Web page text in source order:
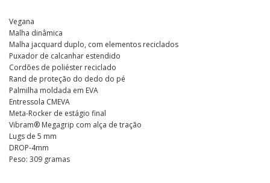
Vegana
Malha dinâmica
Malha jacquard duplo, com elementos reciclados
Puxador de calcanhar estendido
Cordões de poliéster reciclado
Rand de proteção do dedo do pé
Palmilha moldada em EVA
Entressola CMEVA
Meta-Rocker de estágio final
Vibram® Megagrip com alça de tração
Lugs de 5 mm
DROP-4mm
Peso: 309 gramas